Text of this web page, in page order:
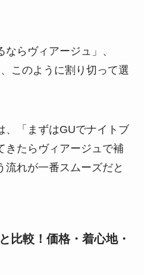
らヴィアージュ」、
このように割り切って選
、「まずはGUでナイトブ
きたらヴィアージュで補
流れが一番スムーズだと
比較！価格・着心地・